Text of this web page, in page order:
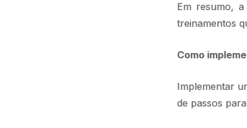
Em resumo, a
treinamentos
Como
Implementar
de passos